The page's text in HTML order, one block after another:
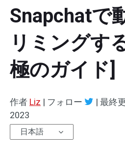
概要
マルチトラック動画編集
速度変更/リバース
トリミング/スプリット/ク
オーディオエフェクト
ユーザーマニュアル
ビデオ編集のヒント
動画ツール
画面録画ツール
オンライン動画ダウンロード
Snapchatで
リミングす
極のガイド]
作者 Liz | フォロー | 最終
2023
日本語